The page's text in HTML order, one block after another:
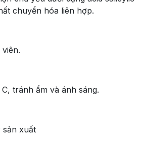
chuyển hóa liên hợp.
tránh ẩm và ánh sáng.
sản xuất